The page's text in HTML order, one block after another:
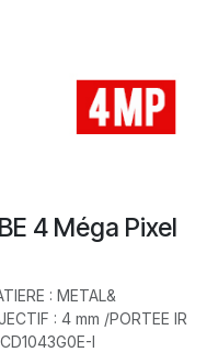
4 Méga Pixel
: METAL&
: 4 mm /PORTEE IR
I